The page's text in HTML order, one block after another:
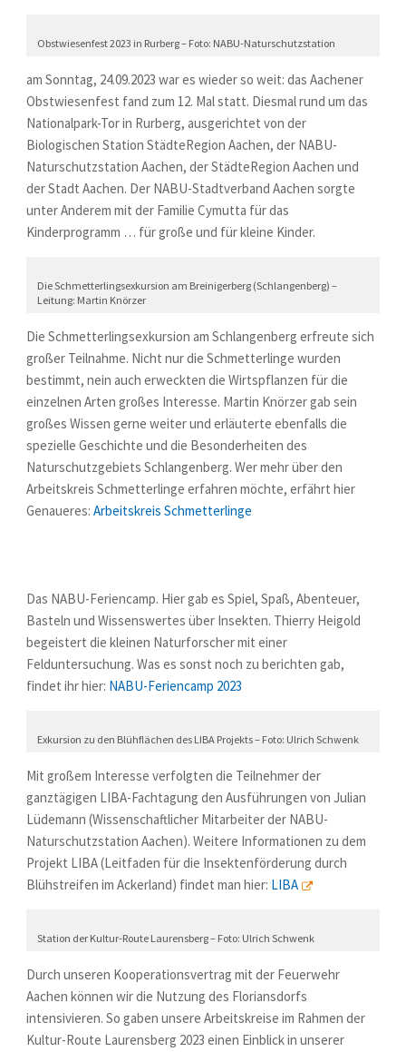
Obstwiesenfest 2023 in Rurberg – Foto: NABU-Naturschutzstation
am Sonntag, 24.09.2023 war es wieder so weit: das Aachener
Obstwiesenfest fand zum 12. Mal statt. Diesmal rund um das
Nationalpark-Tor in Rurberg, ausgerichtet von der
Biologischen Station StädteRegion Aachen, der NABU-
Naturschutzstation Aachen, der StädteRegion Aachen und
der Stadt Aachen. Der NABU-Stadtverband Aachen sorgte
unter Anderem mit der Familie Cymutta für das
Kinderprogramm … für große und für kleine Kinder.
Die Schmetterlingsexkursion am Breinigerberg (Schlangenberg) –
Leitung: Martin Knörzer
Die Schmetterlingsexkursion am Schlangenberg erfreute sich
großer Teilnahme. Nicht nur die Schmetterlinge wurden
bestimmt, nein auch erweckten die Wirtspflanzen für die
einzelnen Arten großes Interesse. Martin Knörzer gab sein
großes Wissen gerne weiter und erläuterte ebenfalls die
spezielle Geschichte und die Besonderheiten des
Naturschutzgebiets Schlangenberg. Wer mehr über den
Arbeitskreis Schmetterlinge erfahren möchte, erfährt hier
Genaueres: Arbeitskreis Schmetterlinge
Das NABU-Feriencamp. Hier gab es Spiel, Spaß, Abenteuer,
Basteln und Wissenswertes über Insekten. Thierry Heigold
begeistert die kleinen Naturforscher mit einer
Felduntersuchung. Was es sonst noch zu berichten gab,
findet ihr hier: NABU-Feriencamp 2023
Exkursion zu den Blühflächen des LIBA Projekts – Foto: Ulrich Schwenk
Mit großem Interesse verfolgten die Teilnehmer der
ganztägigen LIBA-Fachtagung den Ausführungen von Julian
Lüdemann (Wissenschaftlicher Mitarbeiter der NABU-
Naturschutzstation Aachen). Weitere Informationen zu dem
Projekt LIBA (Leitfaden für die Insektenförderung durch
Blühstreifen im Ackerland) findet man hier: LIBA
Station der Kultur-Route Laurensberg – Foto: Ulrich Schwenk
Durch unseren Kooperationsvertrag mit der Feuerwehr
Aachen können wir die Nutzung des Floriansdorfs
intensivieren. So gaben unsere Arbeitskreise im Rahmen der
Kultur-Route Laurensberg 2023 einen Einblick in unserer